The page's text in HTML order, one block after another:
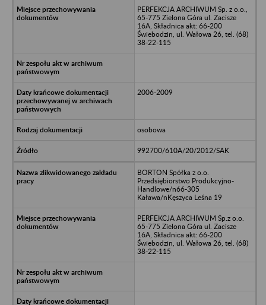
PERFEKCJA ARCHIWUM Sp. z o.o.,
65-775 Zielona Góra ul. Zacisze
16A, Składnica akt: 66-200
Świebodzin, ul. Wałowa 26, tel. (68)
38-22-115
2006-2009
osobowa
992700/610A/20/2012/SAK
BORTON Spółka z o.o.
Przedsiębiorstwo Produkcyjno-
Handlowe/n66-305
Kaława/nKęszyca Leśna 19
PERFEKCJA ARCHIWUM Sp.z o.o.
65-775 Zielona Góra ul. Zacisze
16A, Składnica akt: 66-200
Świebodzin, ul. Wałowa 26, tel. (68)
38-22-115